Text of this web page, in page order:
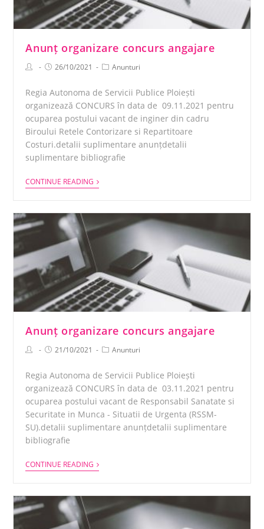
Anunț organizare concurs angajare
26/10/2021 Anunturi
Regia Autonoma de Servicii Publice Ploiești
organizează CONCURS în data de 09.11.2021 pentru
ocuparea postului vacant de inginer din cadru
Biroului Retele Contorizare si Repartitoare
Costuri.detalii suplimentare anunțdetalii
suplimentare bibliografie
CONTINUE READING
Anunț organizare concurs angajare
21/10/2021 Anunturi
Regia Autonoma de Servicii Publice Ploiești
organizează CONCURS în data de 03.11.2021 pentru
ocuparea postului vacant de Responsabil Sanatate si
Securitate in Munca - Situatii de Urgenta (RSSM-
SU).detalii suplimentare anunțdetalii suplimentare
bibliografie
CONTINUE READING